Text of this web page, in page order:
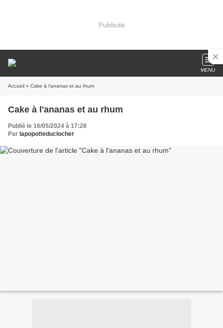
Publicité
MENU
Accueil » Cake à l'ananas et au rhum
Cake à l'ananas et au rhum
Publié le 16/05/2024 à 17:28
Par lapopotteduclocher